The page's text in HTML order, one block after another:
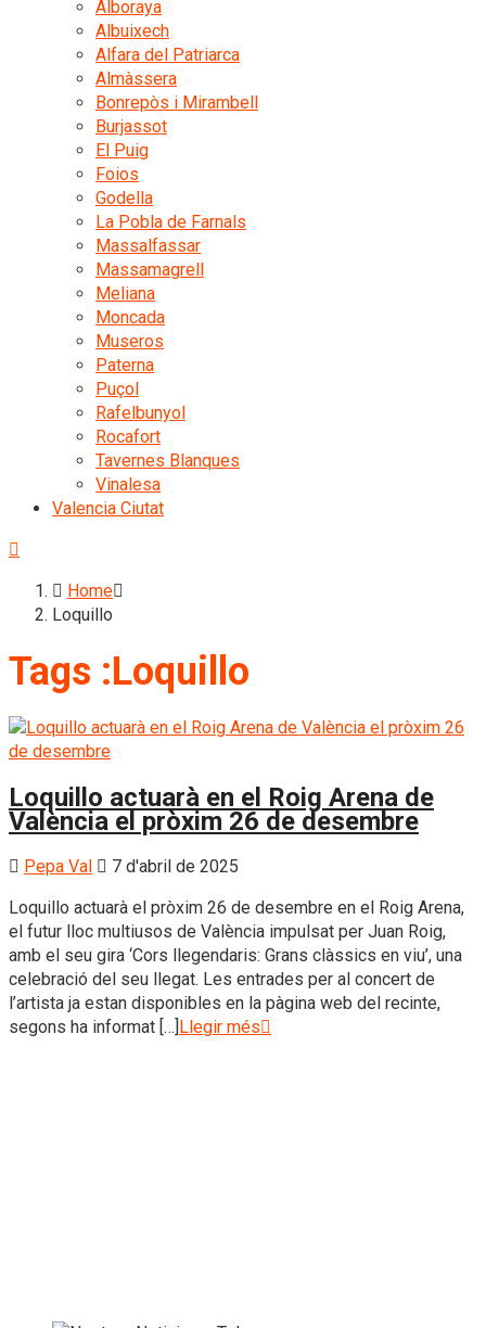
Alboraya
Albuixech
Alfara del Patriarca
Almàssera
Bonrepòs i Mirambell
Burjassot
El Puig
Foios
Godella
La Pobla de Farnals
Massalfassar
Massamagrell
Meliana
Moncada
Museros
Paterna
Puçol
Rafelbunyol
Rocafort
Tavernes Blanques
Vinalesa
Valencia Ciutat
Home
Loquillo
Tags :Loquillo
Loquillo actuarà en el Roig Arena de
València el pròxim 26 de desembre
Pepa Val
7 d'abril de 2025
Loquillo actuarà el pròxim 26 de desembre en el Roig Arena,
el futur lloc multiusos de València impulsat per Juan Roig,
amb el seu gira ‘Cors llegendaris: Grans clàssics en viu’, una
celebració del seu llegat. Les entrades per al concert de
l’artista ja estan disponibles en la pàgina web del recinte,
segons ha informat […]Llegir més